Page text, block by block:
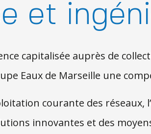
et
capitalisée auprès de
Eaux de Marseille une
courante des
innovantes et des